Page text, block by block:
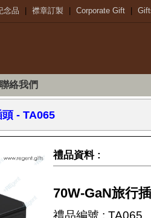
念品 襟章訂製 Corporate Gift
聯絡我們
頭- TA065
禮品資料 :
70W-GaN旅行
禮品編號 : TA065